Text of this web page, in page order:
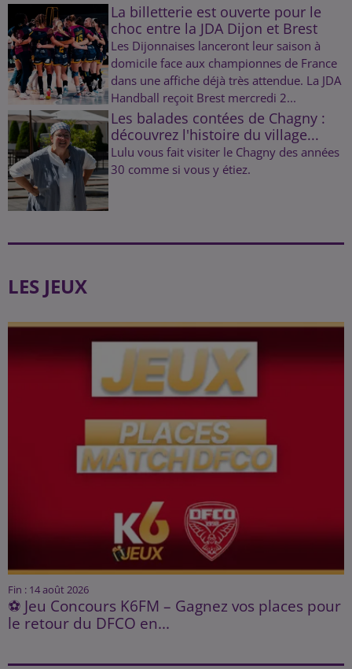
La billetterie est ouverte pour le
choc entre la JDA Dijon et Brest
Les Dijonnaises lanceront leur saison à
domicile face aux championnes de France
dans une affiche déjà très attendue. La JDA
Handball reçoit Brest mercredi 2...
Les balades contées de Chagny :
découvrez l'histoire du village...
Lulu vous fait visiter le Chagny des années
30 comme si vous y étiez.
LES JEUX
Fin : 14 août 2026
⚽ Jeu Concours K6FM – Gagnez vos places pour
le retour du DFCO en...